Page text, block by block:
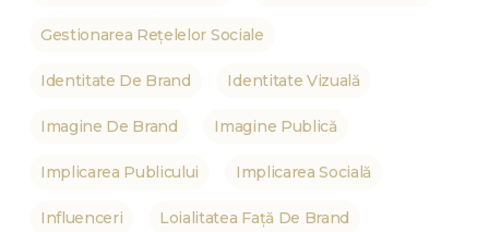
Gestionarea Rețelelor Sociale
Identitate De Brand Identitate Vizuală
Imagine De Brand Imagine Publică
Implicarea Publicului Implicarea Socială
Influenceri Loialitatea Față De Brand